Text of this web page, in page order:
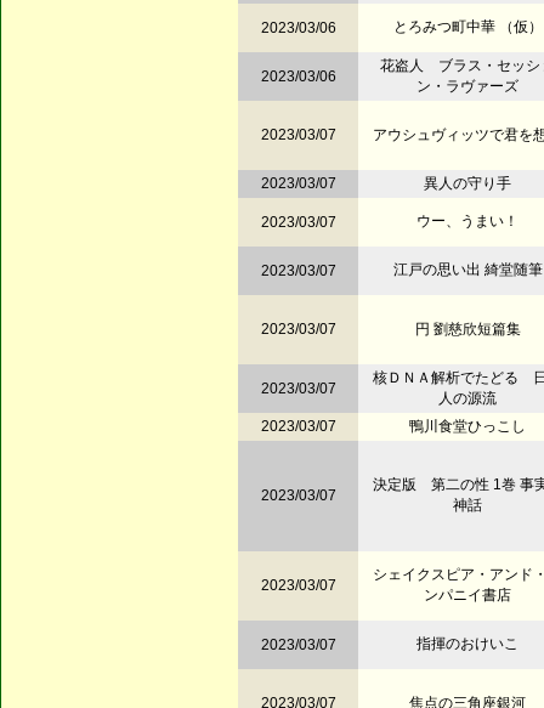
2023/03/06 とろみつ町中華 （仮）
2023/03/06
花盗人 ブラス・セッシ
ン・ラヴァーズ
2023/03/07 アウシュヴィッツで君を
2023/03/07 異人の守り手
2023/03/07 ウー、うまい！
2023/03/07 江戸の思い出 綺堂随筆
2023/03/07 円 劉慈欣短篇集
2023/03/07
核ＤＮＡ解析でたどる
人の源流
2023/03/07
鴨川食堂ひっこし
2023/03/07
決定版 第二の性 1巻 事
神話
2023/03/07
シェイクスピア・アンド
ンパニイ書店
2023/03/07 指揮のおけいこ
2023/03/07 焦点の三角座銀河